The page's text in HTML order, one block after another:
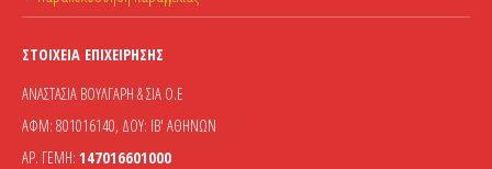
ΣΤΟΙΧΕΊΑ ΕΠΙΧΕΊΡΗΣΗΣ
ΑΝΑΣΤΑΣΙΑ ΒΟΥΛΓΑΡΗ & ΣΙΑ Ο.Ε
ΑΦΜ: 801016140, ΔΟΥ: ΙΒ' ΑΘΗΝΩΝ
ΑΡ. ΓΕΜΗ: 147016601000